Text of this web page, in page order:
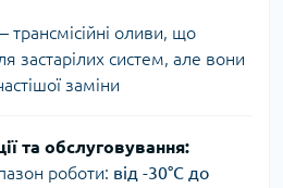
трансмісійні оливи, що
застарілих систем, але вони
заміни
та обслуговування:
роботи: від -30°C до